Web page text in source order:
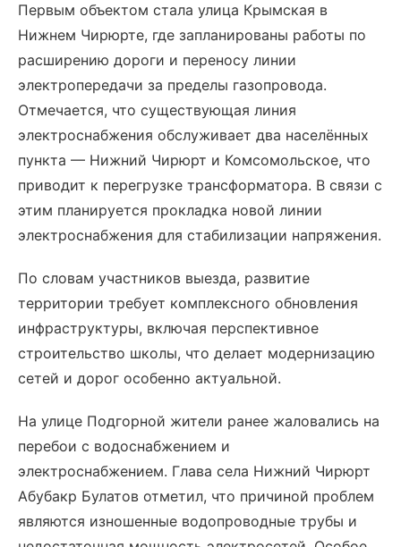
Первым объектом стала улица Крымская в
Нижнем Чирюрте, где запланированы работы по
расширению дороги и переносу линии
электропередачи за пределы газопровода.
Отмечается, что существующая линия
электроснабжения обслуживает два населённых
пункта — Нижний Чирюрт и Комсомольское, что
приводит к перегрузке трансформатора. В связи с
этим планируется прокладка новой линии
электроснабжения для стабилизации напряжения.
По словам участников выезда, развитие
территории требует комплексного обновления
инфраструктуры, включая перспективное
строительство школы, что делает модернизацию
сетей и дорог особенно актуальной.
На улице Подгорной жители ранее жаловались на
перебои с водоснабжением и
электроснабжением. Глава села Нижний Чирюрт
Абубакр Булатов отметил, что причиной проблем
являются изношенные водопроводные трубы и